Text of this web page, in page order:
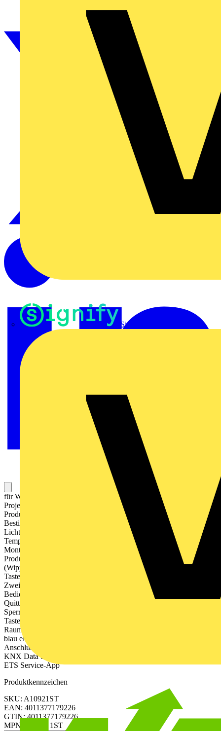
Signify
für Wippen Art.-Nrn. .. 102 .., .. 102 KO5 .. in den Serien AS und A
Projektierung und Inbetriebnahme mit ETS5 oder neuer ETS-
Produktfamilie: Taster Produkttyp: Taster 2fach
Bestimmungsgemäßer Gebrauch Bedienen von Verbrauchern, z.B.
Licht ein/aus, Dimmen, Jalousien auf/ab, Helligkeitswerte,
Temperaturen, Abrufen und Abspeichern von Lichtszenen etc.
Montage in Gerätedose mit Abmessungen nach DIN 49073
Produkteigenschaften KNX Medium: TP 256 Bedienkonzept
(Wippe oder Taste) für jede Bedienfläche einstellbar
Tastenauswertung (Einflächenbedienung oder
Zweiflächenbedienung) einstellbar Eine oder zwei Funktionen pro
Bedienfläche Integrierter Busankoppler Alarmfunktion, optional mit
Quittierung durch Betätigung mit beliebiger Taste Sperrfunktion:
Sperren oder Funktionsumschaltung aller oder einzelner
Tastenfunktionen Helligkeit der Status-LED einstellbar Messung der
Raumtemperatur Eine Status-LED pro Bedienfläche – rot, grün oder
blau einstellbar Anschluss einer Taster-Erweiterung möglich
Anschluss von Installationstastern oder Reedkontakten möglich
KNX Data Secure kompatibel ab ETS 5.7.3 Updatefähig mit
ETS Service-App
Produktkennzeichen
SKU: A10921ST
EAN: 4011377179226
GTIN: 4011377179226
MPN: A 1092 1ST